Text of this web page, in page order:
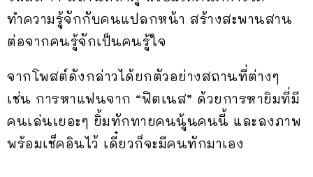
ทำความรู้จักกับคนแปลกหน้า สร้างสะพานสาน
ต่อจากคนรู้จักเป็นคนรู้ใจ
จากโพสต์ดังกล่าวได้ยกตัวอย่างสถานที่ต่างๆ
เช่น การหาแฟนจาก “ฟิตเนส” ด้วยการหายิมที่มี
คนเล่นเยอะๆ ยิ้มทักทายคนนู้นคนนี้ และลงภาพ
พร้อมเช็คอินไว้ เดี๋ยวก็จะมีคนทักมาเอง